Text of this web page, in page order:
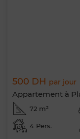
500 DH par jour
Appartement à
72 m²
4 Pers.